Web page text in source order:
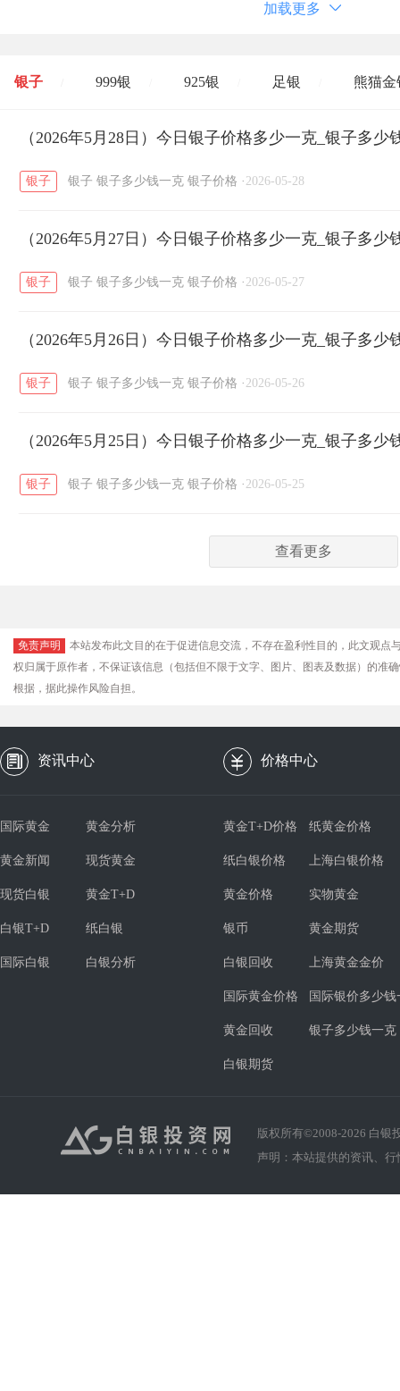
加载更多
银子 999银 925银 足银 熊猫金
开国纪念币 大清银币 / 长城币 / 老
菜百 周生生 周大生
六福 / 金至尊 潮宏基 / 亚一金店 /
（2026年5月28日）今日银子价格多少一克_银子多少
银子 银子 银子多少钱一克 银子价格 · 2026-05-28
（2026年5月27日）今日银子价格多少一克_银子多少
银子 银子 银子多少钱一克 银子价格 · 2026-05-27
（2026年5月26日）今日银子价格多少一克_银子多少
银子 银子 银子多少钱一克 银子价格 · 2026-05-26
（2026年5月25日）今日银子价格多少一克_银子多少
银子 银子 银子多少钱一克 银子价格 · 2026-05-25
查看更多
免责声明
本站发布此文目的在于促进信息交流，不存在盈利性目的，此文观
权归属于原作者，不保证该信息（包括但不限于文字、图片、图表及数据）的准
根据，据此操作风险自担。
资讯中心 价格中心
国际黄金 黄金分析
黄金新闻 现货黄金
现货白银 黄金T+D
白银T+D 纸白银
国际白银 白银分析
黄金T+D价格 纸黄金价格
纸白银价格 上海白银价格
黄金价格 实物黄金
银币 黄金期货
白银回收 上海黄金金价
国际黄金价格 国际银价多少钱
黄金回收 银子多少钱一克
白银期货
版权所有©2008-2026 白银
声明：本站提供的资讯、